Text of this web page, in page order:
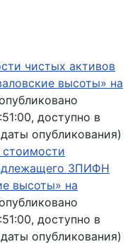
чистых активов
высоты» на
доступно в
опубликования)
ЗПИФН
высоты» на
доступно в
опубликования)